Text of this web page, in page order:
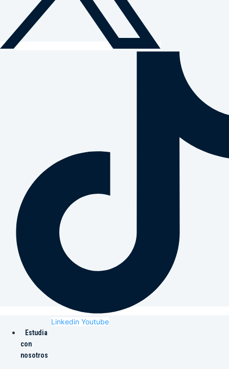
Linkedin Youtube
Estudia
con
nosotros